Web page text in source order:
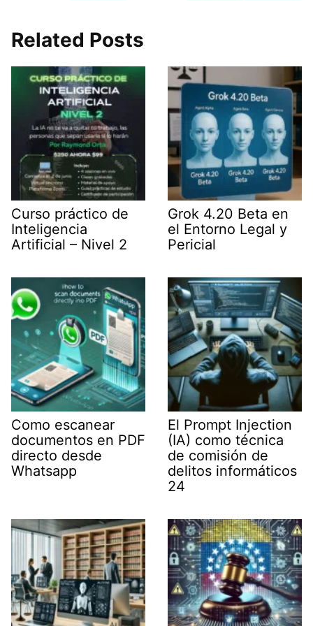
i
t
e
r
)
e
d
n
p
m
Related Posts
Curso práctico de
Inteligencia
Artificial – Nivel 2
Grok 4.20 Beta en
el Entorno Legal y
Pericial
Como escanear
documentos en PDF
directo desde
Whatsapp
El Prompt Injection
(IA) como técnica
de comisión de
delitos informáticos
24